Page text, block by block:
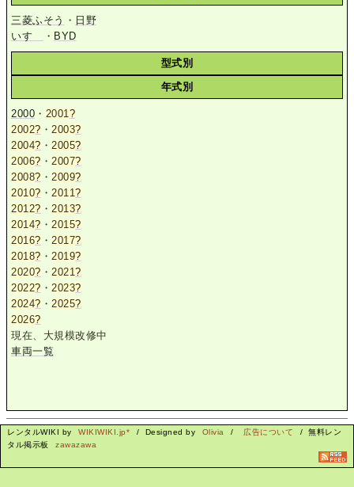
三菱ふそう ・ 日野
いすゞ
・ BYD
型式別
年式別
2000 ・ 2001?
2002? ・2003?
2004? ・2005?
2006? ・2007?
2008? ・2009?
2010? ・2011?
2012? ・2013?
2014? ・2015?
2016? ・2017?
2018? ・2019?
2020? ・2021?
2022? ・2023?
2024? ・2025?
2026?
現在、大規模改修中
車両一覧
レンタルWIKI by WIKIWIKI.jp* / Designed by Olivia / 広告について
/ 無料レン
タル掲示板
zawazawa